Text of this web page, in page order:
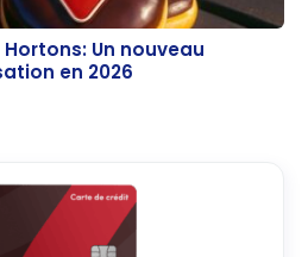
Un nouveau
en 2026
Un nouveau
en 2026